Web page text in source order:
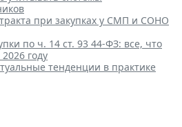
при закупках у СМП и СОНО
по ч. 14 ст. 93 44-ФЗ: все, что
году
тенденции в практике